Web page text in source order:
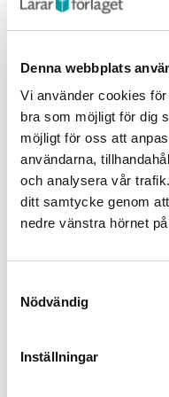
Denna webbplats
Vi använder cookies
bra som möjligt för dig
möjligt för oss att
användarna,
och analysera vår
ditt samtycke genom
nedre vänstra hörnet
Nödvändig
Inställningar
Medryckande om möjlig
Jag har läst en bok om
som boken beskriver.
Mötet med texten -
läsprojekt Läs- och
ska tänka om framsidans